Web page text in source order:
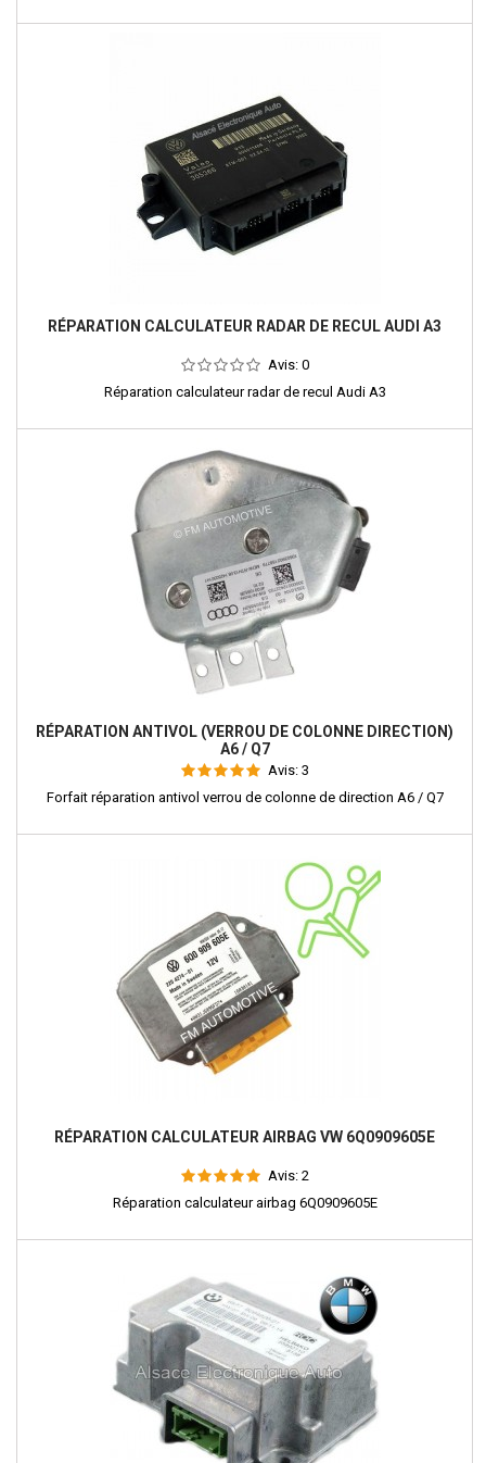
RÉPARATION CALCULATEUR RADAR DE RECUL AUDI A3
Avis: 0
Réparation calculateur radar de recul Audi A3
RÉPARATION ANTIVOL (VERROU DE COLONNE DIRECTION)
A6 / Q7
Avis: 3
Forfait réparation antivol verrou de colonne de direction A6 / Q7
RÉPARATION CALCULATEUR AIRBAG VW 6Q0909605E
Avis: 2
Réparation calculateur airbag 6Q0909605E